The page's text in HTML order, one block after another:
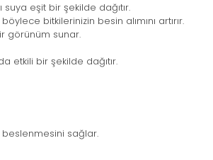
eşit bir şekilde dağıtır.
bitkilerinizin besin alımını artırır.
görünüm sunar.
etkili bir şekilde dağıtır.
beslenmesini sağlar.